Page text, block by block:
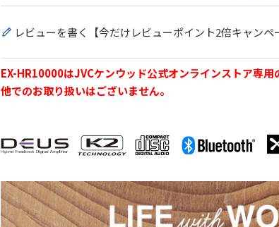
レビューを書く【今だけレビューポイント2倍キャンペ
EX-HR10000はJVCケンウッド公式オンラインストア専
他でのお取り扱いはございません。